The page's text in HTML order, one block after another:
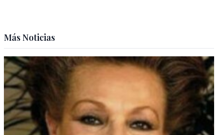
Más Noticias